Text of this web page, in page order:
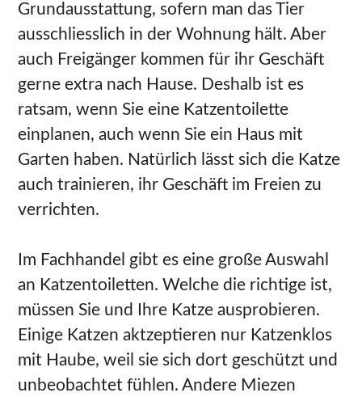
Grundausstattung, sofern man das Tier
ausschliesslich in der Wohnung hält. Aber
auch Freigänger kommen für ihr Geschäft
gerne extra nach Hause. Deshalb ist es
ratsam, wenn Sie eine Katzentoilette
einplanen, auch wenn Sie ein Haus mit
Garten haben. Natürlich lässt sich die Katze
auch trainieren, ihr Geschäft im Freien zu
verrichten.
Im Fachhandel gibt es eine große Auswahl
an Katzentoiletten. Welche die richtige ist,
müssen Sie und Ihre Katze ausprobieren.
Einige Katzen aktzeptieren nur Katzenklos
mit Haube, weil sie sich dort geschützt und
unbeobachtet fühlen. Andere Miezen